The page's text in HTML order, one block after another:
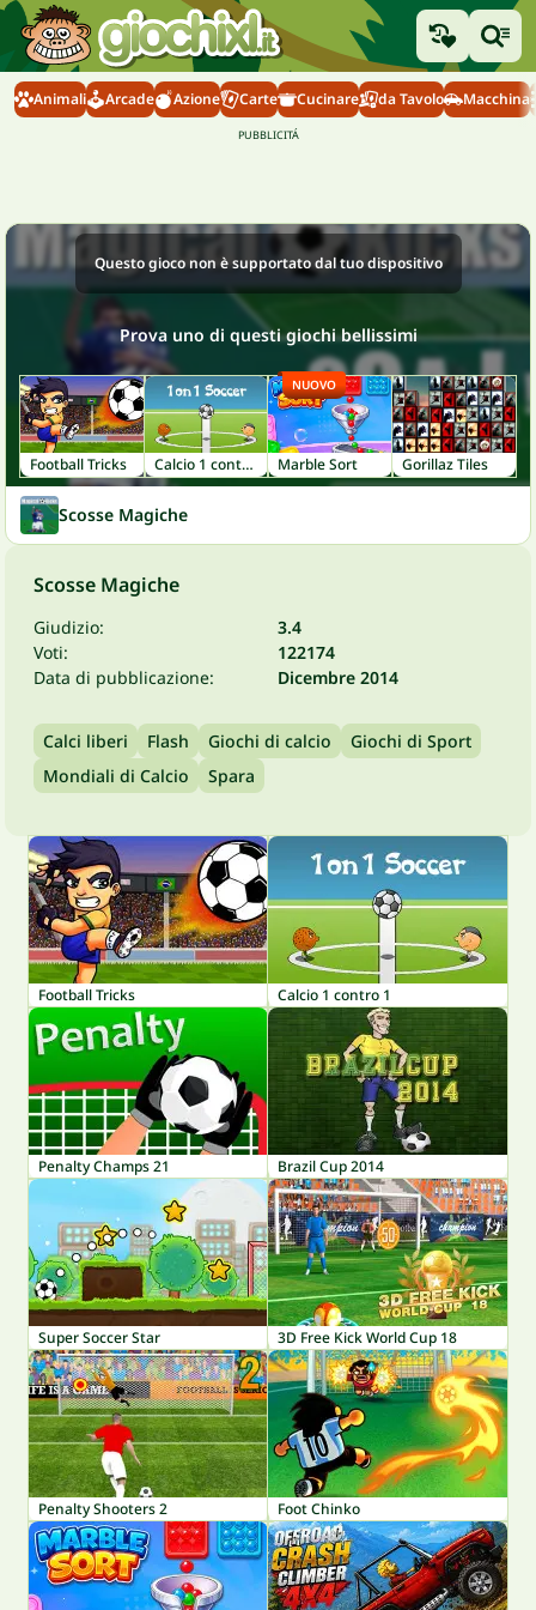
Animali Arcade Azione Carte Cucinare da Tavolo Macchina
Questo gioco non è supportato dal tuo dispositivo
Prova uno di questi giochi bellissimi
Football Tricks Calcio 1 contro 1 Marble Sort
NUOVO
Gorillaz Tiles
Scosse Magiche
Scosse Magiche
Giudizio:
3.4
Voti:
122174
Data di pubblicazione:
Dicembre 2014
Calci liberi Flash Giochi di calcio
Giochi di Sport
Mondiali di Calcio
Spara
Football Tricks Calcio 1 contro 1
Penalty Champs 21 Brazil Cup 2014
Super Soccer Star 3D Free Kick World Cup 18
Penalty Shooters 2 Foot Chinko